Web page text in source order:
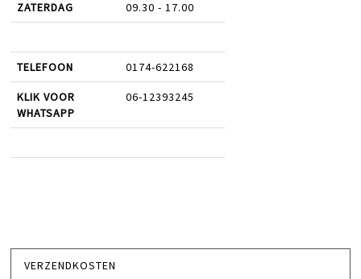
ZATERDAG 09.30 - 17.00
TELEFOON 0174-622168
KLIK VOOR
WHATSAPP
06-12393245
VERZENDKOSTEN